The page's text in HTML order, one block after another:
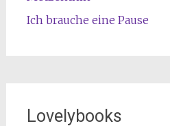
Ich brauche eine Pause
Lovelybooks